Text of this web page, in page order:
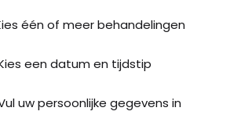
één of meer behandelingen
een datum en tijdstip
uw persoonlijke gegevens in